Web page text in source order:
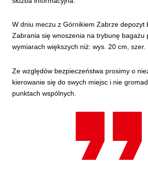
W dniu meczu z Górnikiem Zabrze depozyt
Zabrania się wnoszenia na trybunę bagażu
wymiarach większych niż: wys. 20 cm, szer.
Ze względów bezpieczeństwa prosimy o
kierowanie się do swych miejsc i nie
punktach wspólnych.